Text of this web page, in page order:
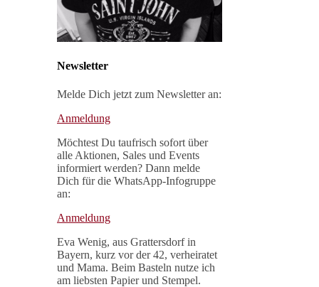
Newsletter
Melde Dich jetzt zum Newsletter an:
Anmeldung
Möchtest Du taufrisch sofort über
alle Aktionen, Sales und Events
informiert werden? Dann melde
Dich für die WhatsApp-Infogruppe
an:
Anmeldung
Eva Wenig, aus Grattersdorf in
Bayern, kurz vor der 42, verheiratet
und Mama. Beim Basteln nutze ich
am liebsten Papier und Stempel.